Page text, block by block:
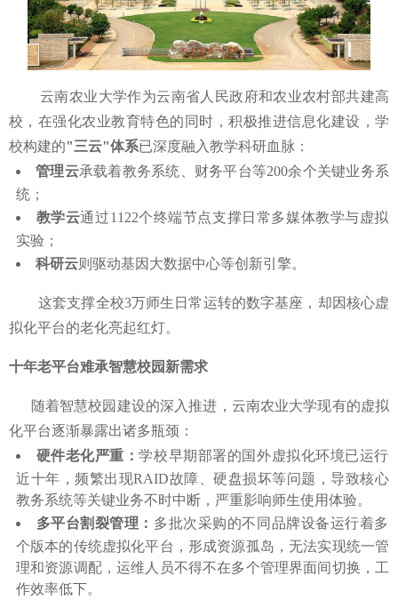
云南农业大学作为云南省人民政府和农业农村部共建高
校，在强化农业教育特色的同时，积极推进信息化建设，学
校构建的"三云"体系已深度融入教学科研血脉：
管理云承载着教务系统、财务平台等200余个关键业务系
统；
教学云通过1122个终端节点支撑日常多媒体教学与虚拟
实验；
科研云则驱动基因大数据中心等创新引擎。
这套支撑全校3万师生日常运转的数字基座，却因核心虚
拟化平台的老化亮起红灯。
十年老平台难承智慧校园新需求
随着智慧校园建设的深入推进，云南农业大学现有的虚拟
化平台逐渐暴露出诸多瓶颈：
硬件老化严重：学校早期部署的国外虚拟化环境已运行
近十年，频繁出现RAID故障、硬盘损坏等问题，导致核心
教务系统等关键业务不时中断，严重影响师生使用体验。
多平台割裂管理： 多批次采购的不同品牌设备运行着多
个版本的传统虚拟化平台，形成资源孤岛，无法实现统一管
理和资源调配，运维人员不得不在多个管理界面间切换，工
作效率低下。